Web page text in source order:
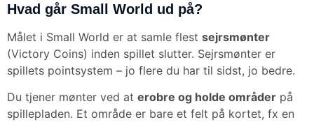
Hvad går Small World ud på?
Målet i Small World er at samle flest sejrsmønter
(Victory Coins) inden spillet slutter. Sejrsmønter er
spillets pointsystem – jo flere du har til sidst, jo bedre.
Du tjener mønter ved at erobre og holde områder på
spillepladen. Et område er bare et felt på kortet, fx en